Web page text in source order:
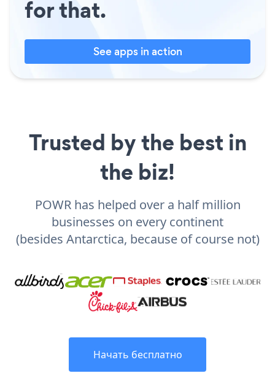
for that.
See apps in action
Trusted by the best in
the biz!
POWR has helped over a half million
businesses on every continent
(besides Antarctica, because of course not)
Начать бесплатно